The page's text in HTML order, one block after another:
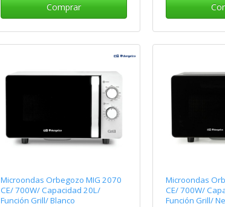
Comprar
Microondas Orbegozo MIG 2070
CE/ 700W/ Capacidad 20L/
Función Grill/ Blanco
Microondas
CE/ 700W/
Función Grill/